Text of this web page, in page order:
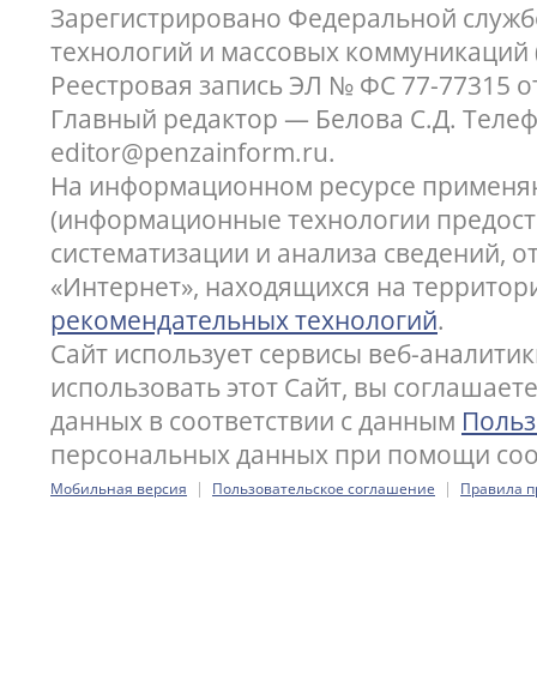
Зарегистрировано Федеральной
технологий и массовых коммуникаций
Реестровая запись ЭЛ № ФС 77-77315
Главный редактор — Белова С.Д.
editor@penzainform.ru.
На информационном ресурсе
(информационные технологии
систематизации и анализа сведений,
«Интернет», находящихся на
рекомендательных технологий.
Сайт использует сервисы веб-
использовать этот Сайт, вы
данных в соответствии с данным
персональных данных при помощи
Мобильная версия | Пользовательское соглашение | Правила